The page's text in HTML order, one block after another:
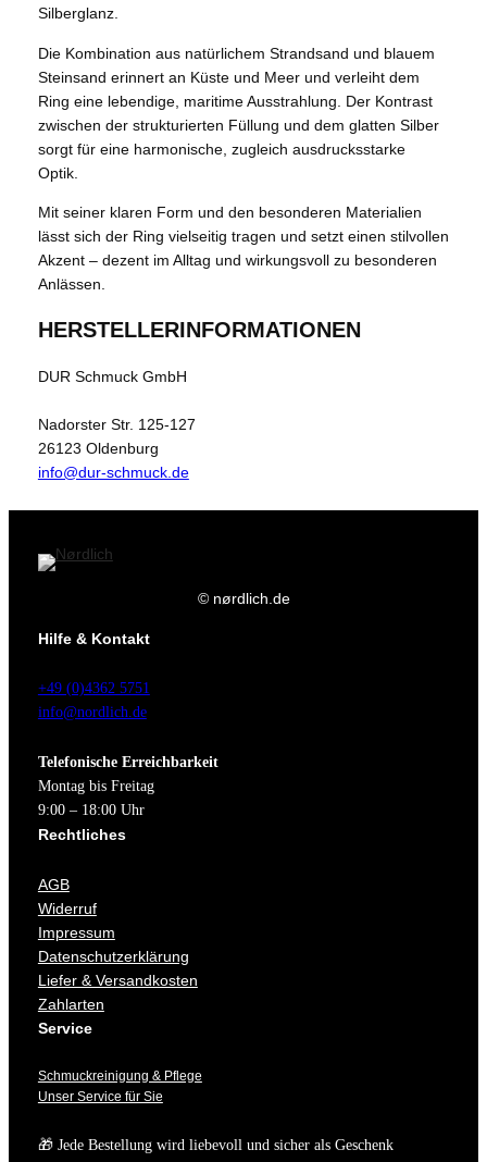
Silberglanz.
Die Kombination aus natürlichem Strandsand und blauem
Steinsand erinnert an Küste und Meer und verleiht dem
Ring eine lebendige, maritime Ausstrahlung. Der Kontrast
zwischen der strukturierten Füllung und dem glatten Silber
sorgt für eine harmonische, zugleich ausdrucksstarke
Optik.
Mit seiner klaren Form und den besonderen Materialien
lässt sich der Ring vielseitig tragen und setzt einen stilvollen
Akzent – dezent im Alltag und wirkungsvoll zu besonderen
Anlässen.
HERSTELLERINFORMATIONEN
DUR Schmuck GmbH
Nadorster Str. 125-127
26123 Oldenburg
info@dur-schmuck.de
© nørdlich.de
Hilfe & Kontakt
+49 (0)4362 5751
info@nordlich.de
Telefonische Erreichbarkeit
Montag bis Freitag
9:00 – 18:00 Uhr
Rechtliches
AGB
Widerruf
Impressum
Datenschutzerklärung
Liefer & Versandkosten
Zahlarten
Service
Schmuckreinigung & Pflege
Unser Service für Sie
🎁 Jede Bestellung wird liebevoll und sicher als Geschenk